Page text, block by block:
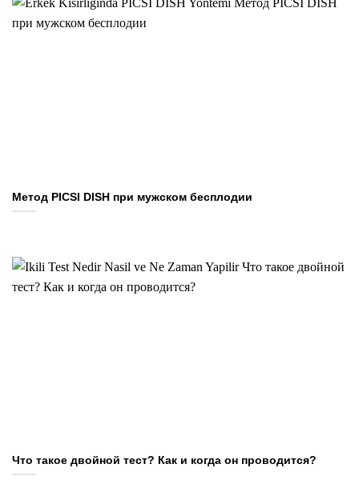
Метод PICSI DISH при мужском бесплодии
Что такое двойной тест? Как и когда он проводится?